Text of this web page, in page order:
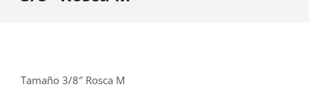
Tamaño 3/8″ Rosca M